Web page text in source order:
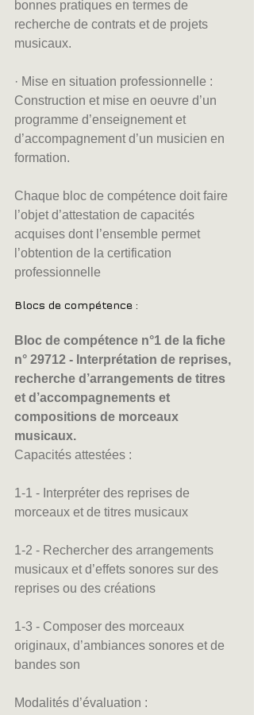
bonnes pratiques en termes de
recherche de contrats et de projets
musicaux.
· Mise en situation professionnelle :
Construction et mise en oeuvre d’un
programme d’enseignement et
d’accompagnement d’un musicien en
formation.
Chaque bloc de compétence doit faire
l’objet d’attestation de capacités
acquises dont l’ensemble permet
l’obtention de la certification
professionnelle
Blocs de compétence :
Bloc de compétence n°1 de la fiche
n° 29712 - Interprétation de reprises,
recherche d’arrangements de titres
et d’accompagnements et
compositions de morceaux
musicaux.
Capacités attestées :
1-1 - Interpréter des reprises de
morceaux et de titres musicaux
1-2 - Rechercher des arrangements
musicaux et d’effets sonores sur des
reprises ou des créations
1-3 - Composer des morceaux
originaux, d’ambiances sonores et de
bandes son
Modalités d’évaluation :